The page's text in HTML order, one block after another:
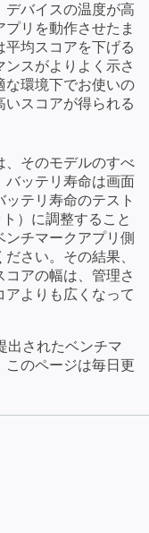
バイスの温度が高
リを動作させたま
均スコアを下げる
スがよりよく示さ
な環境下でお使いの
スコアが得られる
、そのモデルのすべ
バッテリ寿命は画面
テリ寿命のテスト
）に調整すること
ンチマークアプリ側
さい。その結果、
アの幅は、管理さ
よりも広くなって
出されたベンチマ
のページは毎日更